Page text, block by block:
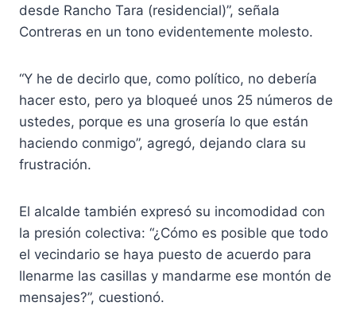
desde Rancho Tara (residencial)”, señala
Contreras en un tono evidentemente molesto.
“Y he de decirlo que, como político, no debería
hacer esto, pero ya bloqueé unos 25 números de
ustedes, porque es una grosería lo que están
haciendo conmigo”, agregó, dejando clara su
frustración.
El alcalde también expresó su incomodidad con
la presión colectiva: “¿Cómo es posible que todo
el vecindario se haya puesto de acuerdo para
llenarme las casillas y mandarme ese montón de
mensajes?”, cuestionó.